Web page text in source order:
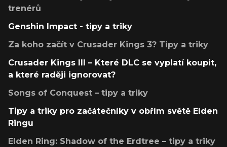
trenérů
Genshin Impact - tipy a triky
Za koho začít v Crusader Kings 3? Tipy a triky
Crusader Kings III – Které DLC se vyplatí koupit,
a které raději ignorovat?
Songs of Conquest – tipy a triky
Tipy a triky pro začátečníky v obřím světě Elden
Ringu
Elden Ring: Shadow of the Erdtree – tipy a triky